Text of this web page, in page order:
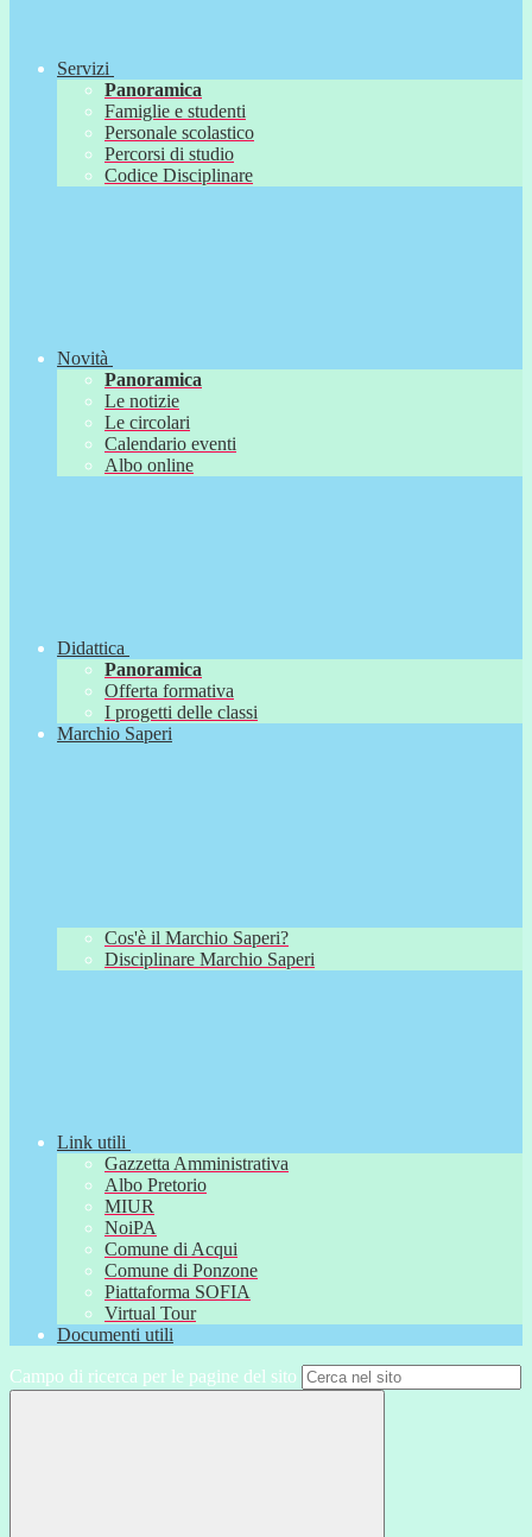
Servizi
Panoramica
Famiglie e studenti
Personale scolastico
Percorsi di studio
Codice Disciplinare
Novità
Panoramica
Le notizie
Le circolari
Calendario eventi
Albo online
Didattica
Panoramica
Offerta formativa
I progetti delle classi
Marchio Saperi
Cos'è il Marchio Saperi?
Disciplinare Marchio Saperi
Link utili
Gazzetta Amministrativa
Albo Pretorio
MIUR
NoiPA
Comune di Acqui
Comune di Ponzone
Piattaforma SOFIA
Virtual Tour
Documenti utili
Campo di ricerca per le pagine del sito